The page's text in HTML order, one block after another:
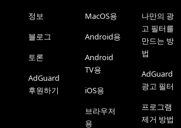
정보
블로그
토론
AdGuard
후원하기
MacOS용
Android용
Android
TV용
iOS용
브라우저
용
나만의 광
고 필터를
만드는 방
법
AdGuard
광고 필터
프로그램
제거 방법